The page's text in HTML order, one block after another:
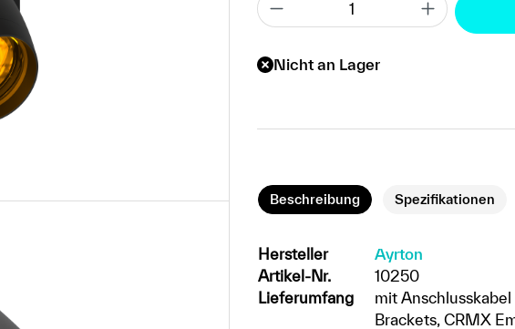
Nicht an Lager
Beschreibung Spezifikationen
Hersteller
Ayrton
Artikel-Nr.
10250
Lieferumfang
mit Anschlusskabel
Brackets, CRMX